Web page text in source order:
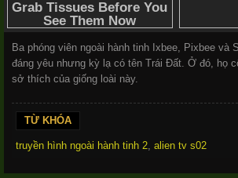
Ba phóng viên ngoài hành tinh Ixbee, Pixbee và
đáng yêu nhưng kỳ lạ có tên Trái Đất. Ở đó, họ
sở thích của giống loài này.
TỪ KHÓA
truyền hình ngoài hành tinh 2 alien tv s02